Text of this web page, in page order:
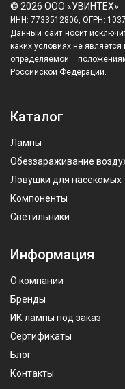
© 2026 ООО «УВИНТЕХ»
ИНН: 7733512806, ОГРН:
Данный сайт носит
каких условиях не
определяемой
Российской Федерации.
Каталог
Лампы
Обеззараживание
Ловушки для насекомых
Компоненты
Светильники
Информация
О компании
Бренды
ИК лампы под заказ
Сертификаты
Блог
Контакты